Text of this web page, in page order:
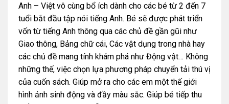
Anh – Việt vô cùng bổ ích dành cho các bé từ 2 đến 7
tuổi bắt đầu tập nói tiếng Anh. Bé sẽ được phát triển
vốn từ tiếng Anh thông qua các chủ đề gần gũi như
Giao thông, Bảng chữ cái, Các vật dụng trong nhà hay
các chủ đề mang tính khám phá như Động vật… Không
những thế, việc chọn lựa phương pháp chuyển tải thú vị
của cuốn sách. Giúp mở ra cho các em một thế giới
hình ảnh sinh động và đầy màu sắc. Giúp bé tiếp thu